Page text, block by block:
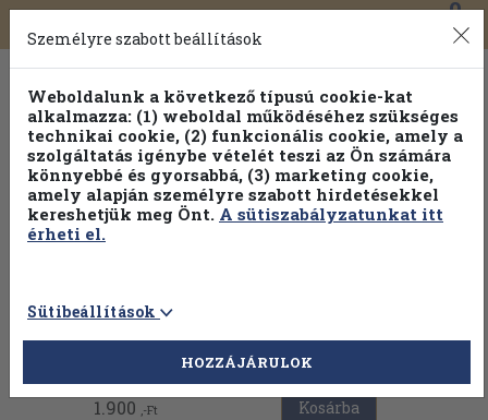
Toggle
navigation
0
Vissza az előző oldalra
1.900 ,-Ft Kosárba
Személyre szabott beállítások
Weboldalunk a következő típusú cookie-kat
alkalmazza: (1) weboldal működéséhez szükséges
technikai cookie, (2) funkcionális cookie, amely a
szolgáltatás igénybe vételét teszi az Ön számára
könnyebbé és gyorsabbá, (3) marketing cookie,
amely alapján személyre szabott hirdetésekkel
kereshetjük meg Önt. A sütiszabályzatunkat itt
érheti el.
Sütibeállítások
HOZZÁJÁRULOK